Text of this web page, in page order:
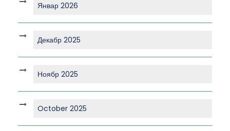
Январ 2026
Декабр 2025
Ноябр 2025
October 2025